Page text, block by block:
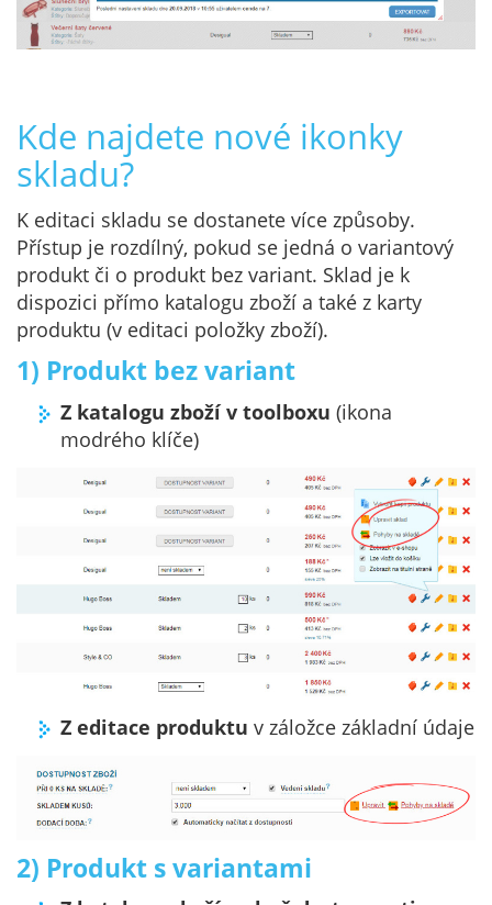
Kde najdete nové ikonky
skladu?
K editaci skladu se dostanete více způsoby.
Přístup je rozdílný, pokud se jedná o variantový
produkt či o produkt bez variant. Sklad je k
dispozici přímo katalogu zboží a také z karty
produktu (v editaci položky zboží).
1) Produkt bez variant
Z katalogu zboží v toolboxu (ikona
modrého klíče)
Z editace produktu v záložce základní údaje
2) Produkt s variantami